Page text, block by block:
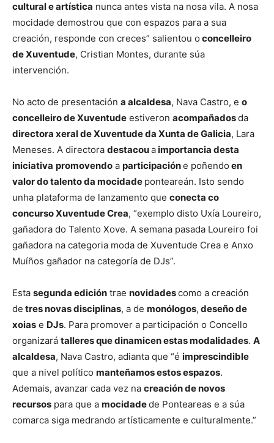
cultural e artística nunca antes vista na nosa vila. A nosa
mocidade demostrou que con espazos para a sua
creación, responde con creces” salientou o concelleiro
de Xuventude, Cristian Montes, durante súa
intervención.
No acto de presentación a alcaldesa, Nava Castro, e o
concelleiro de Xuventude estiveron acompañadosda
directora xeral de Xuventude da Xunta de Galicia, Lara
Meneses. A directora destacouaimportancia desta
iniciativa promovendo a participacióne poñendo en
valor do talento da mocidade ponteareán. Isto sendo
unha plataforma de lanzamento que conecta co
concurso Xuventude Crea, “exemplo disto Uxía Loureiro,
gañadora do Talento Xove. A semana pasada Loureiro foi
gañadora na categoria moda de Xuventude Crea e Anxo
Muíños gañador na categoría de DJs”.
Esta segunda edición trae novidadescomo a creación
de tres novas disciplinas, a de monólogos, deseño de
xoias e DJs. Para promover a participación o Concello
organizará talleres que dinamicen estas modalidades. A
alcaldesa, Nava Castro, adianta que “é imprescindible
que a nivel político manteñamos estos espazos.
Ademais, avanzar cada vez na creación de novos
recursos para que a mocidadede Ponteareas e a súa
comarca siga medrando artísticamente e culturalmente.”